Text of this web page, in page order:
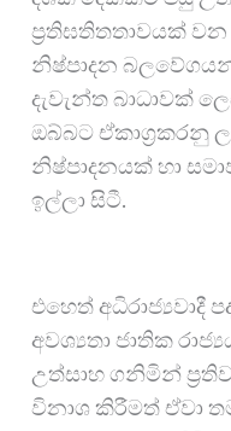
ප්‍රතිඝතිතතාවයක් වන
නිෂ්පාදන
දැවැන්ත බාධාවක්
ඔබ්බට ඒකාග්‍රකරනු
නිෂ්පාදනයක් හා
ඉල්ලා සිටී.
එහෙත්
අවශ්‍යතා ජාතික
උත්සාහ ගනිමින්
විනාශ කිරීමත් ඒවා